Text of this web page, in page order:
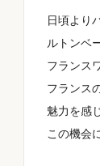
日頃より
ルトンベ
フランス
フランス
魅力を感
この機会